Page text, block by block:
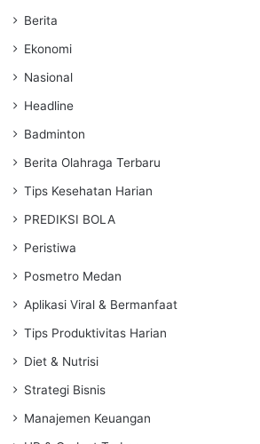
Berita
Ekonomi
Nasional
Headline
Badminton
Berita Olahraga Terbaru
Tips Kesehatan Harian
PREDIKSI BOLA
Peristiwa
Posmetro Medan
Aplikasi Viral & Bermanfaat
Tips Produktivitas Harian
Diet & Nutrisi
Strategi Bisnis
Manajemen Keuangan